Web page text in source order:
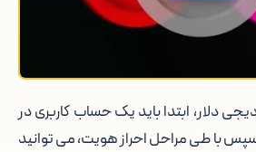
دلار، ابتدا باید یک حساب کاربری در
با طی مراحل احراز هویت، می توانید